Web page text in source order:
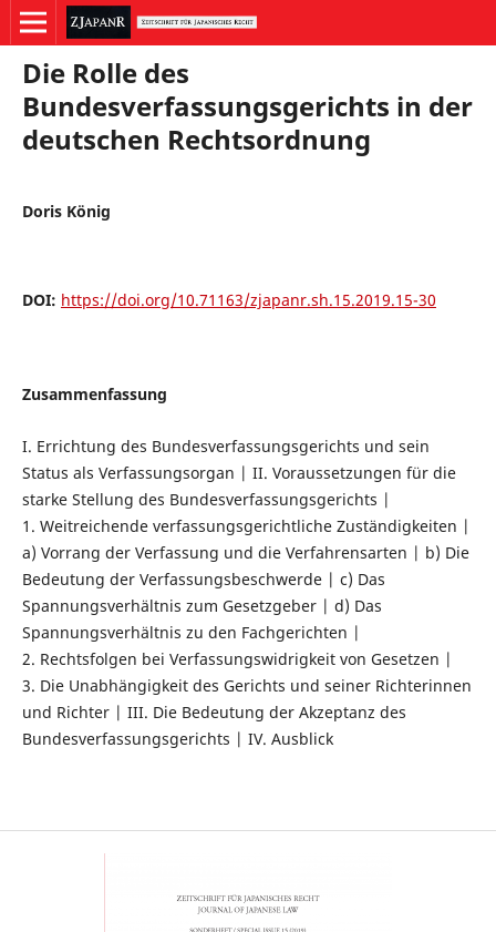
Die Rolle des
Bundesverfassungsgerichts in der
deutschen Rechtsordnung
Doris König
DOI: https://doi.org/10.71163/zjapanr.sh.15.2019.15-30
Zusammenfassung
I. Errichtung des Bundesverfassungsgerichts und sein
Status als Verfassungsorgan | II. Voraussetzungen für die
starke Stellung des Bundesverfassungsgerichts |
1. Weitreichende verfassungsgerichtliche Zuständigkeiten |
a) Vorrang der Verfassung und die Verfahrensarten | b) Die
Bedeutung der Verfassungsbeschwerde | c) Das
Spannungsverhältnis zum Gesetzgeber | d) Das
Spannungsverhältnis zu den Fachgerichten |
2. Rechtsfolgen bei Verfassungswidrigkeit von Gesetzen |
3. Die Unabhängigkeit des Gerichts und seiner Richterinnen
und Richter | III. Die Bedeutung der Akzeptanz des
Bundesverfassungsgerichts | IV. Ausblick